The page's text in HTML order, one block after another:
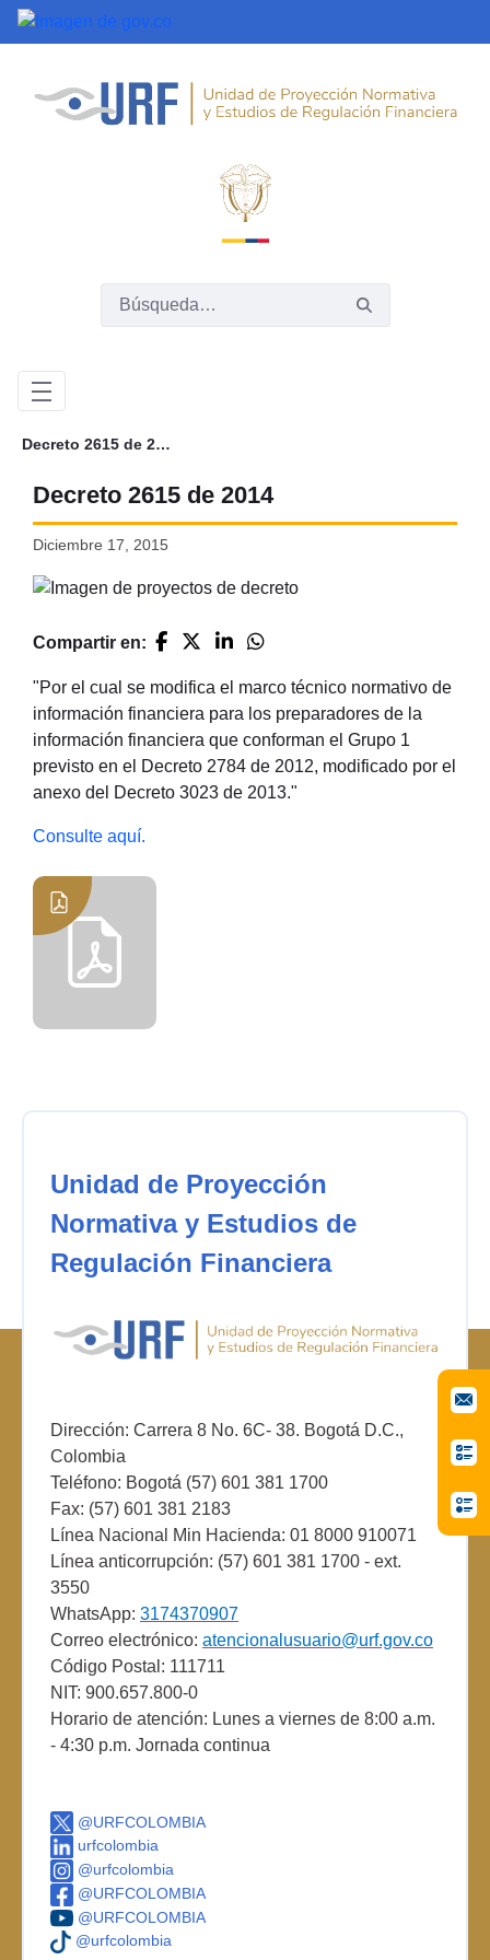
Saltar al contenido principal
Decreto 2615 de 2014
Decreto 2615 de 2014
Diciembre 17, 2015
Compartir en:
"Por el cual se modifica el marco técnico normativo de
información financiera para los preparadores de la
información financiera que conforman el Grupo 1
previsto en el Decreto 2784 de 2012, modificado por el
anexo del Decreto 3023 de 2013."
Consulte aquí.
Unidad de Proyección
Normativa y Estudios de
Regulación Financiera
Dirección: Carrera 8 No. 6C- 38. Bogotá D.C.,
Colombia
Teléfono: Bogotá (57) 601 381 1700
Fax: (57) 601 381 2183
Línea Nacional Min Hacienda: 01 8000 910071
Línea anticorrupción: (57) 601 381 1700 - ext.
3550
WhatsApp: 3174370907
Correo electrónico: atencionalusuario@urf.gov.co
Código Postal: 111711
NIT: 900.657.800-0
Horario de atención: Lunes a viernes de 8:00 a.m.
- 4:30 p.m. Jornada continua
@URFCOLOMBIA
urfcolombia
@urfcolombia
@URFCOLOMBIA
@URFCOLOMBIA
@urfcolombia